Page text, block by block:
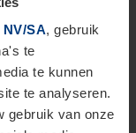
SA, gebruik
te
te kunnen
te analyseren.
gebruik van onze